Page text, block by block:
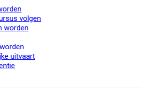
volgen
worden
uitvaart